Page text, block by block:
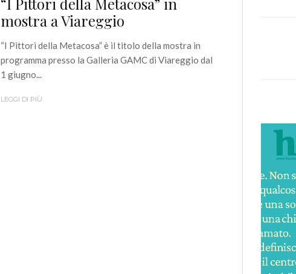
mostra a Viareggio
“I Pittori della Metacosa” è il titolo della mostra in
programma presso la Galleria GAMC di Viareggio dal
1 giugno...
LEGGI DI PIÙ